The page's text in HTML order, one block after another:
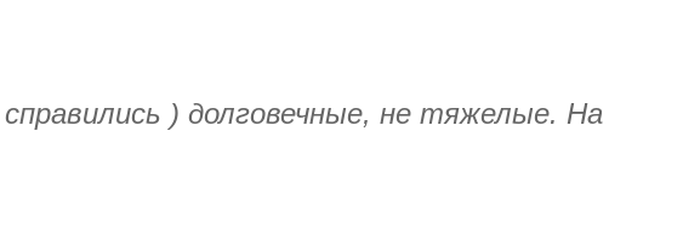
) долговечные, не тяжелые. На